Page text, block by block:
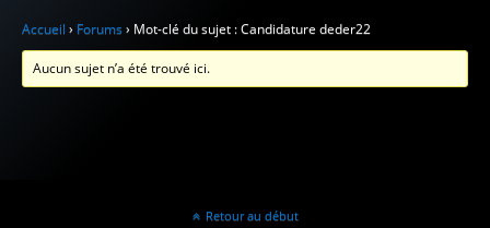
Accueil › Forums › Mot-clé du sujet : Candidature deder22
Aucun sujet n’a été trouvé ici.
Retour au début